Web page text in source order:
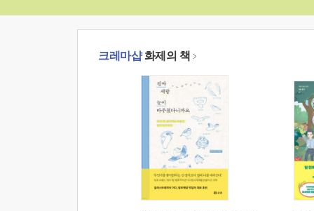
크레마샵화제의 책